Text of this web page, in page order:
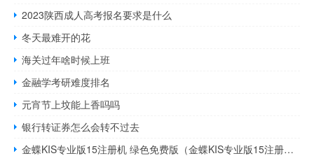
2023陕西成人高考报名要求是什么
冬天最难开的花
海关过年啥时候上班
金融学考研难度排名
元宵节上坟能上香吗吗
银行转证券怎么会转不过去
金蝶KIS专业版15注册机 绿色免费版（金蝶KIS专业版15注册机 绿色免费版功能简介）